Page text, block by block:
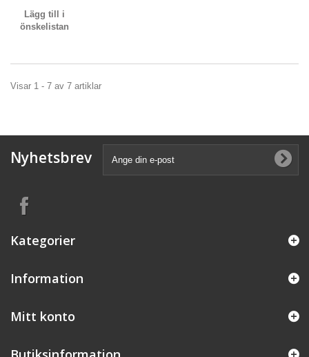
Lägg till i
önskelistan
Visar 1 - 7 av 7 artiklar
Nyhetsbrev
Kategorier
Information
Mitt konto